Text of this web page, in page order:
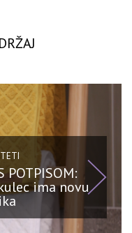
POTPISOM:
ima novu